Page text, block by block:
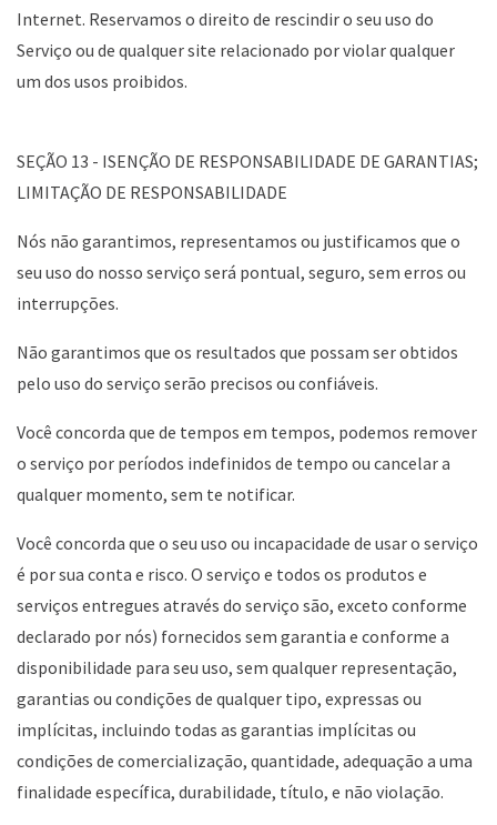
Internet. Reservamos o direito de rescindir o seu uso do
Serviço ou de qualquer site relacionado por violar qualquer
um dos usos proibidos.
SEÇÃO 13 - ISENÇÃO DE RESPONSABILIDADE DE GARANTIAS;
LIMITAÇÃO DE RESPONSABILIDADE
Nós não garantimos, representamos ou justificamos que o
seu uso do nosso serviço será pontual, seguro, sem erros ou
interrupções.
Não garantimos que os resultados que possam ser obtidos
pelo uso do serviço serão precisos ou confiáveis.
Você concorda que de tempos em tempos, podemos remover
o serviço por períodos indefinidos de tempo ou cancelar a
qualquer momento, sem te notificar.
Você concorda que o seu uso ou incapacidade de usar o serviço
é por sua conta e risco. O serviço e todos os produtos e
serviços entregues através do serviço são, exceto conforme
declarado por nós) fornecidos sem garantia e conforme a
disponibilidade para seu uso, sem qualquer representação,
garantias ou condições de qualquer tipo, expressas ou
implícitas, incluindo todas as garantias implícitas ou
condições de comercialização, quantidade, adequação a uma
finalidade específica, durabilidade, título, e não violação.